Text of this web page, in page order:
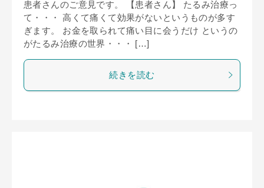
患者さんのご意見です。 【患者さん】 たるみ治療っ
て・・・ 高くて痛くて効果がないというものが多す
ぎます。 お金を取られて痛い目に会うだけ というの
がたるみ治療の世界・・・ […]
続きを読む